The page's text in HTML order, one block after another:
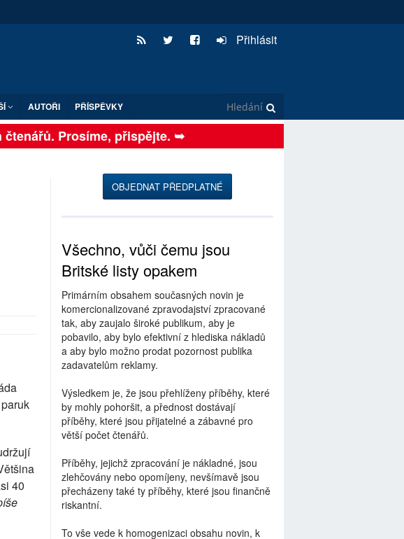
Přihlásit
AUTOŘI PŘÍSPĚVKY
Prosíme, přispějte. ➥
40
OBJEDNAT PŘEDPLATNÉ
Všechno, vůči čemu jsou
Britské listy opakem
Primárním obsahem současných novin je
komercionalizované zpravodajství zpracované
tak, aby zaujalo široké publikum, aby je
pobavilo, aby bylo efektivní z hlediska nákladů
a aby bylo možno prodat pozornost publika
zadavatelům reklamy.
Výsledkem je, že jsou přehlíženy příběhy, které
by mohly pohoršit, a přednost dostávají
příběhy, které jsou přijatelné a zábavné pro
větší počet čtenářů.
Příběhy, jejichž zpracování je nákladné, jsou
zlehčovány nebo opomíjeny, nevšímavě jsou
přecházeny také ty příběhy, které jsou finančně
riskantní.
To vše vede k homogenizaci obsahu novin, k